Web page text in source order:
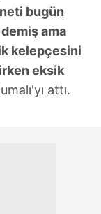
bugün
ama
kelepçesini
eksik
attı.